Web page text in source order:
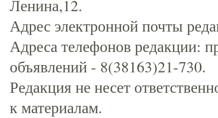
Ленина,12.
Адрес электронной почты
Адреса телефонов редакции:
объявлений - 8(38163)21-730.
Редакция не несет
к материалам.